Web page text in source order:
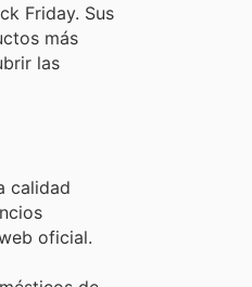
Friday. Sus
más
las
calidad
oficial.